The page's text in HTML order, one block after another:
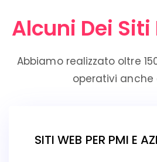
Alcuni Dei Siti
Abbiamo realizzato oltre
operativi anche
SITI WEB PER PMI E